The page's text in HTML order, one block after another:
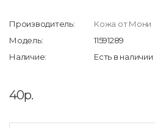
Производитель:
Кожа от Мони
Модель:
11591289
Наличие:
Есть в наличии
40р.